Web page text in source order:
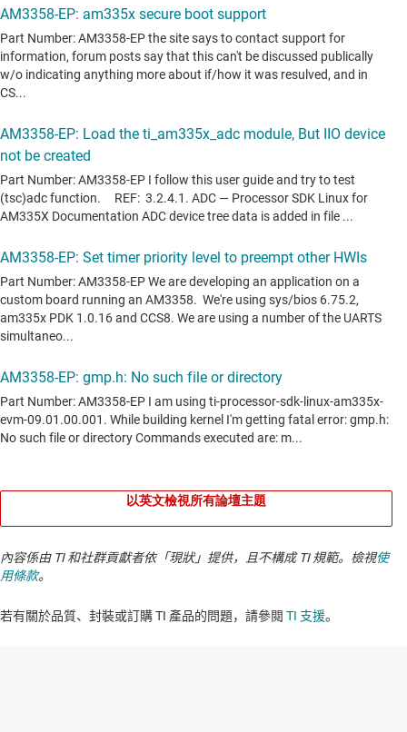
以英文檢視所有論壇主題
內容係由 TI 和社群貢獻者依「現狀」提供，且不構成 TI 規範。檢視使
用條款。
若有關於品質、封裝或訂購 TI 產品的問題，請參閱 TI 支援。​​​​​​​​​​​​​​